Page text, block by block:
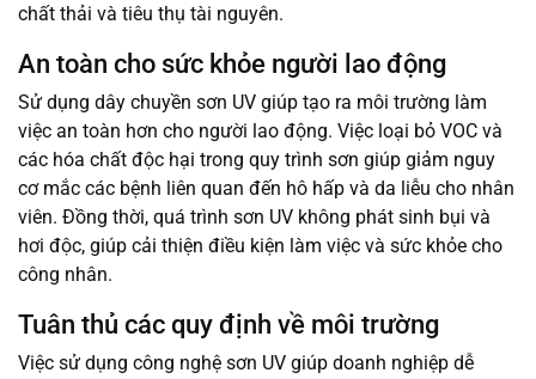
chất thải và tiêu thụ tài nguyên.
An toàn cho sức khỏe người lao động
Sử dụng dây chuyền sơn UV giúp tạo ra môi trường làm
việc an toàn hơn cho người lao động. Việc loại bỏ VOC và
các hóa chất độc hại trong quy trình sơn giúp giảm nguy
cơ mắc các bệnh liên quan đến hô hấp và da liễu cho nhân
viên. Đồng thời, quá trình sơn UV không phát sinh bụi và
hơi độc, giúp cải thiện điều kiện làm việc và sức khỏe cho
công nhân.
Tuân thủ các quy định về môi trường
Việc sử dụng công nghệ sơn UV giúp doanh nghiệp dễ